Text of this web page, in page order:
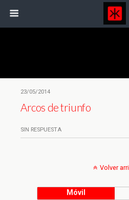
23/05/2014
Arcos de triunfo
SIN RESPUESTA
Volver
Móvil